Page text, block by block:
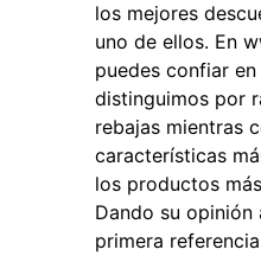
los mejores
uno de ellos. En
puedes confiar
distinguimos por
rebajas mientras
características
los productos
Dando su
primera